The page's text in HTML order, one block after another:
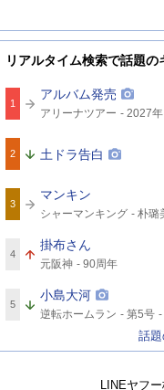
リアルタイム検索で話題の
1
アルバム発売
関
連
ー
ド
アリーナツアー 2027年
2 土ドラ告白
3
マンキン
関
連
ー
ド
シャーマンキング 朴璐
4
掛布さん
関
連
ー
ド
元阪神 90周年
5
小島大河
関
連
逆転ホームラン 第5号
話
LINEヤフ